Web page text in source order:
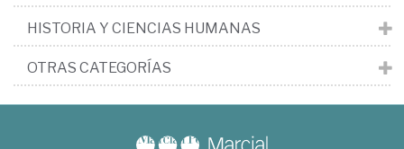
HISTORIA Y CIENCIAS HUMANAS
OTRAS CATEGORÍAS